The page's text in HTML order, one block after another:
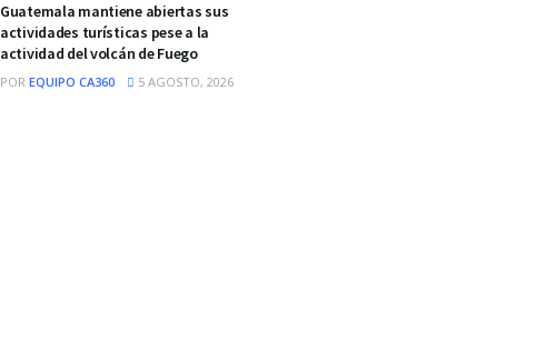
Guatemala mantiene abiertas sus
actividades turísticas pese a la
actividad del volcán de Fuego
POR EQUIPO CA360 5 AGOSTO, 2026